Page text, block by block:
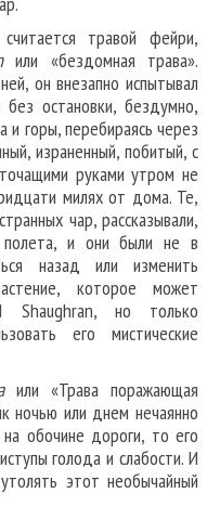
травой фейри,
или «бездомная трава».
он внезапно испытывал
без остановки, бездумно,
горы, перебираясь через
израненный, побитый, с
руками утром не
милях от дома. Те,
чар, рассказывали,
и они были не в
назад или изменить
которое может
Shaughran, но только
его мистические
или «Трава поражающая
ночью или днем нечаянно
обочине дороги, то его
голода и слабости. И
этот необычайный